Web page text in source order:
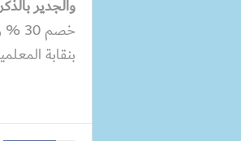
والجدير
بنقابة